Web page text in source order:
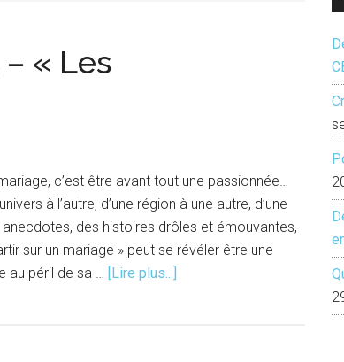
« Les
c’est être avant tout une passionnée…
à l’autre, d’une région à une autre, d’une
anecdotes, des histoires drôles et émouvantes,
sur un mariage » peut se révéler être une
au péril de sa … [Lire plus...]